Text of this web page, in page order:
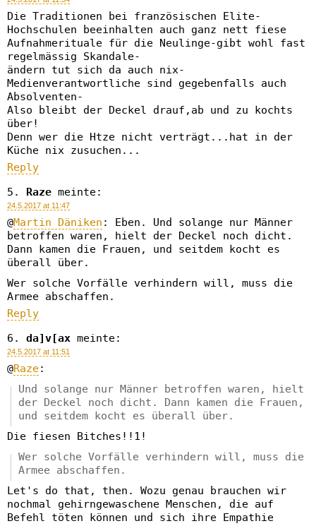
Die Traditionen bei französischen Elite-
Hochschulen beeinhalten auch ganz nett fiese
Aufnahmerituale für die Neulinge-gibt wohl fast
regelmässig Skandale-
ändern tut sich da auch nix-
Medienverantwortliche sind gegebenfalls auch
Absolventen-
Also bleibt der Deckel drauf,ab und zu kochts
über!
Denn wer die Htze nicht verträgt...hat in der
Küche nix zusuchen...
Reply
Raze meinte:
24.5.2017 at 11:47
@Martin Däniken : Eben. Und solange nur Männer
betroffen waren, hielt der Deckel noch dicht.
Dann kamen die Frauen, und seitdem kocht es
überall über.
Wer solche Vorfälle verhindern will, muss die
Armee abschaffen.
Reply
da]v[ax meinte:
24.5.2017 at 11:51
@Raze:
Und solange nur Männer betroffen waren, hielt
der Deckel noch dicht. Dann kamen die Frauen,
und seitdem kocht es überall über.
Die fiesen Bitches!!1!
Wer solche Vorfälle verhindern will, muss die
Armee abschaffen.
Let's do that, then. Wozu genau brauchen wir
nochmal gehirngewaschene Menschen, die auf
Befehl töten können und sich ihre Empathie